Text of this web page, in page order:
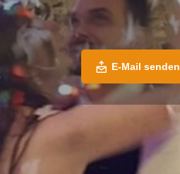
E-Mail senden